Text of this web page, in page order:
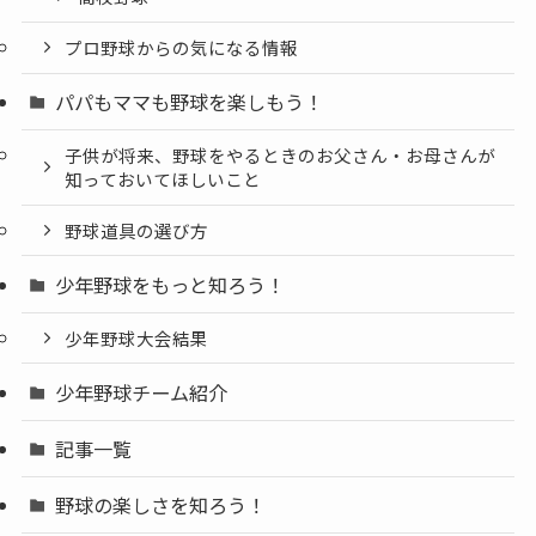
プロ野球からの気になる情報
パパもママも野球を楽しもう！
子供が将来、野球をやるときのお父さん・お母さんが
知っておいてほしいこと
野球道具の選び方
少年野球をもっと知ろう！
少年野球大会結果
少年野球チーム紹介
記事一覧
野球の楽しさを知ろう！